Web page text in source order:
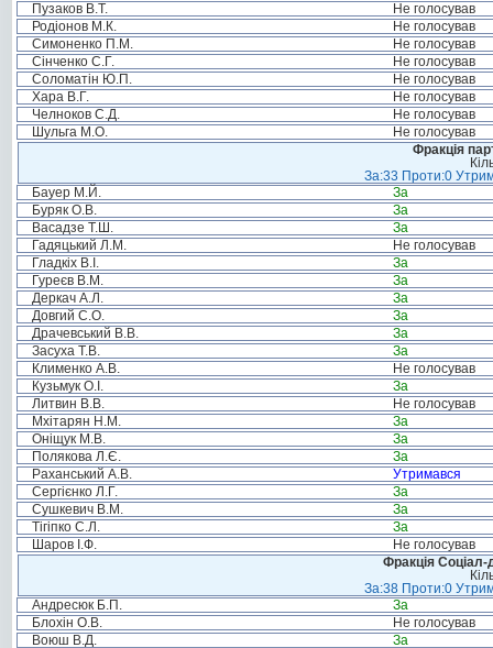
Пузаков В.Т.
Не голосував
Родіонов М.К.
Не голосував
Симоненко П.М.
Не голосував
Сінченко С.Г.
Не голосував
Соломатін Ю.П.
Не голосував
Хара В.Г.
Не голосував
Челноков С.Д.
Не голосував
Шульга М.О.
Не голосував
Фракція
За:33 Проти:0
Бауер М.Й.
За
Буряк О.В.
За
Васадзе Т.Ш.
За
Гадяцький Л.М.
Не голосував
Гладкіх В.І.
За
Гуреєв В.М.
За
Деркач А.Л.
За
Довгий С.О.
За
Драчевський В.В.
За
Засуха Т.В.
За
Клименко А.В.
Не голосував
Кузьмук О.І.
За
Литвин В.В.
Не голосував
Мхітарян Н.М.
За
Оніщук М.В.
За
Полякова Л.Є.
За
Раханський А.В.
Утримався
Сергієнко Л.Г.
За
Сушкевич В.М.
За
Тігіпко С.Л.
За
Шаров І.Ф.
Не голосував
Фракція Соціал-
За:38 Проти:0
Андресюк Б.П.
За
Блохін О.В.
Не голосував
Воюш В.Д.
За